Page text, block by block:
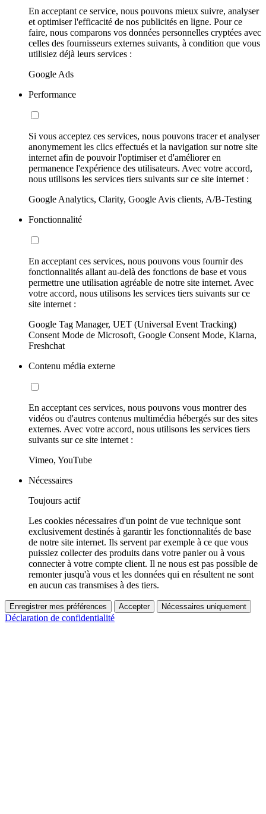
En acceptant ce service, nous pouvons mieux suivre, analyser
et optimiser l'efficacité de nos publicités en ligne. Pour ce
faire, nous comparons vos données personnelles cryptées avec
celles des fournisseurs externes suivants, à condition que vous
utilisiez déjà leurs services :
Google Ads
Performance
Si vous acceptez ces services, nous pouvons tracer et analyser
anonymement les clics effectués et la navigation sur notre site
internet afin de pouvoir l'optimiser et d'améliorer en
permanence l'expérience des utilisateurs. Avec votre accord,
nous utilisons les services tiers suivants sur ce site internet :
Google Analytics, Clarity, Google Avis clients, A/B-Testing
Fonctionnalité
En acceptant ces services, nous pouvons vous fournir des
fonctionnalités allant au-delà des fonctions de base et vous
permettre une utilisation agréable de notre site internet. Avec
votre accord, nous utilisons les services tiers suivants sur ce
site internet :
Google Tag Manager, UET (Universal Event Tracking)
Consent Mode de Microsoft, Google Consent Mode, Klarna,
Freshchat
Contenu média externe
En acceptant ces services, nous pouvons vous montrer des
vidéos ou d'autres contenus multimédia hébergés sur des sites
externes. Avec votre accord, nous utilisons les services tiers
suivants sur ce site internet :
Vimeo, YouTube
Nécessaires
Toujours actif
Les cookies nécessaires d'un point de vue technique sont
exclusivement destinés à garantir les fonctionnalités de base
de notre site internet. Ils servent par exemple à ce que vous
puissiez collecter des produits dans votre panier ou à vous
connecter à votre compte client. Il ne nous est pas possible de
remonter jusqu'à vous et les données qui en résultent ne sont
en aucun cas transmises à des tiers.
Enregistrer mes préférences Accepter Nécessaires uniquement
Déclaration de confidentialité